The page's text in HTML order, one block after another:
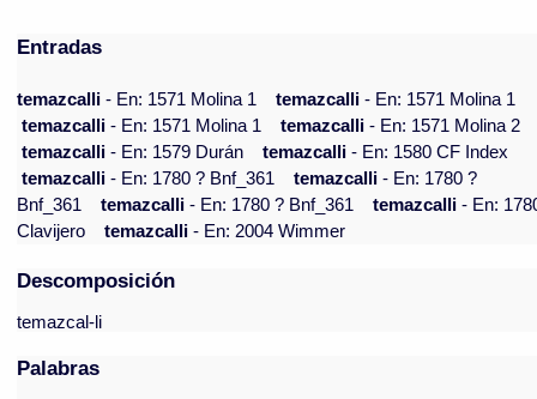
Entradas
temazcalli- En: 1571 Molina 1 temazcalli- En: 1571 Molina 1
temazcalli- En: 1571 Molina 1 temazcalli- En: 1571 Molina 2
temazcalli- En: 1579 Durán temazcalli- En: 1580 CF Index
temazcalli- En: 1780 ? Bnf_361 temazcalli- En: 1780 ?
Bnf_361
temazcalli- En: 1780 ? Bnf_361 temazcalli- En:
Clavijero
temazcalli- En: 2004 Wimmer
Descomposición
temazcal-li
Palabras